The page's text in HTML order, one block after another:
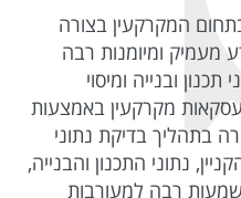
המקרקעין בצורה
מעמיק ומיומנות רבה
תכנון ובנייה ומיסוי
מקרקעין באמצעות
בתהליך בדיקת נתוני
נתוני התכנון והבנייה,
רבה למעורבות